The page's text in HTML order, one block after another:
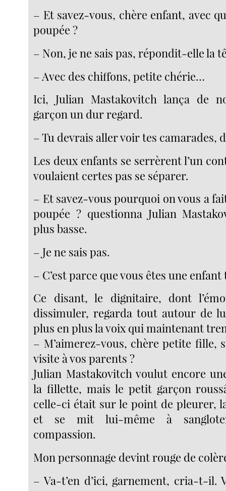
– Et savez-vous, chère enfant, avec
poupée ?
– Non, je ne sais pas, répondit-elle la
– Avec des chiffons, petite chérie…
Ici, Julian Mastakovitch lança de
garçon un dur regard.
– Tu devrais aller voir tes camarades,
Les deux enfants se serrèrent l’un
voulaient certes pas se séparer.
– Et savez-vous pourquoi on vous a
poupée ? questionna Julian
plus basse.
– Je ne sais pas.
– C’est parce que vous êtes une
Ce disant, le dignitaire, dont
dissimuler, regarda tout autour de
plus en plus la voix qui maintenant
– M’aimerez-vous, chère petite fille,
visite à vos parents ?
Julian Mastakovitch voulut encore
la fillette, mais le petit garçon
celle-ci était sur le point de pleurer,
et se mit lui-même à
compassion.
Mon personnage devint rouge de
– Va-t’en d’ici, garnement, cria-t-il.